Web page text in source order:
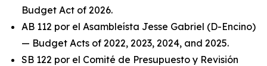
Budget Act of 2026.
AB 112 por el Asambleísta Jesse Gabriel (D-Encino)
— Budget Acts of 2022, 2023, 2024, and 2025.
SB 122 por el Comité de Presupuesto y Revisión